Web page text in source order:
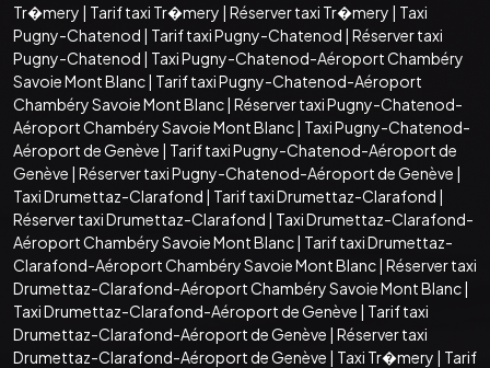
Tr�mery | Tarif taxi Tr�mery | Réserver taxi Tr�mery | Taxi
Pugny-Chatenod | Tarif taxi Pugny-Chatenod | Réserver taxi
Pugny-Chatenod | Taxi Pugny-Chatenod-Aéroport Chambéry
Savoie Mont Blanc| Tarif taxi Pugny-Chatenod-Aéroport
Chambéry Savoie Mont Blanc| Réserver taxi Pugny-Chatenod-
Aéroport Chambéry Savoie Mont Blanc| Taxi Pugny-Chatenod-
Aéroport de Genève | Tarif taxi Pugny-Chatenod-Aéroport de
Genève | Réserver taxi Pugny-Chatenod-Aéroport de Genève |
Taxi Drumettaz-Clarafond | Tarif taxi Drumettaz-Clarafond |
Réserver taxi Drumettaz-Clarafond | Taxi Drumettaz-Clarafond-
Aéroport Chambéry Savoie Mont Blanc| Tarif taxi Drumettaz-
Clarafond-Aéroport Chambéry Savoie Mont Blanc| Réserver taxi
Drumettaz-Clarafond-Aéroport Chambéry Savoie Mont Blanc|
Taxi Drumettaz-Clarafond-Aéroport de Genève | Tarif taxi
Drumettaz-Clarafond-Aéroport de Genève | Réserver taxi
Drumettaz-Clarafond-Aéroport de Genève | Taxi Tr�mery | Tarif